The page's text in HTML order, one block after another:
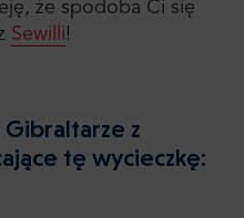
że spodoba Ci się
Sewilli!
z
tę wycieczkę: